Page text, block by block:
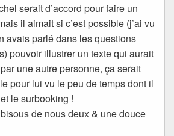
serait d’accord pour faire un
il aimait si c’est possible (j’ai vu
avais parlé dans les questions
pouvoir illustrer un texte qui aurait
une autre personne, ça serait
pour lui vu le peu de temps dont il
le surbooking !
de nous deux & une douce